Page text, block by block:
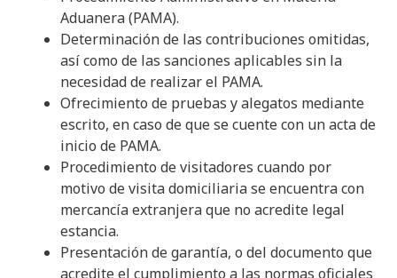
Aduanera (PAMA).
Determinación de las contribuciones omitidas,
así como de las sanciones aplicables sin la
necesidad de realizar el PAMA.
Ofrecimiento de pruebas y alegatos mediante
escrito, en caso de que se cuente con un acta de
inicio de PAMA.
Procedimiento de visitadores cuando por
motivo de visita domiciliaria se encuentra con
mercancía extranjera que no acredite legal
estancia.
Presentación de garantía, o del documento que
acredite el cumplimiento a las normas oficiales